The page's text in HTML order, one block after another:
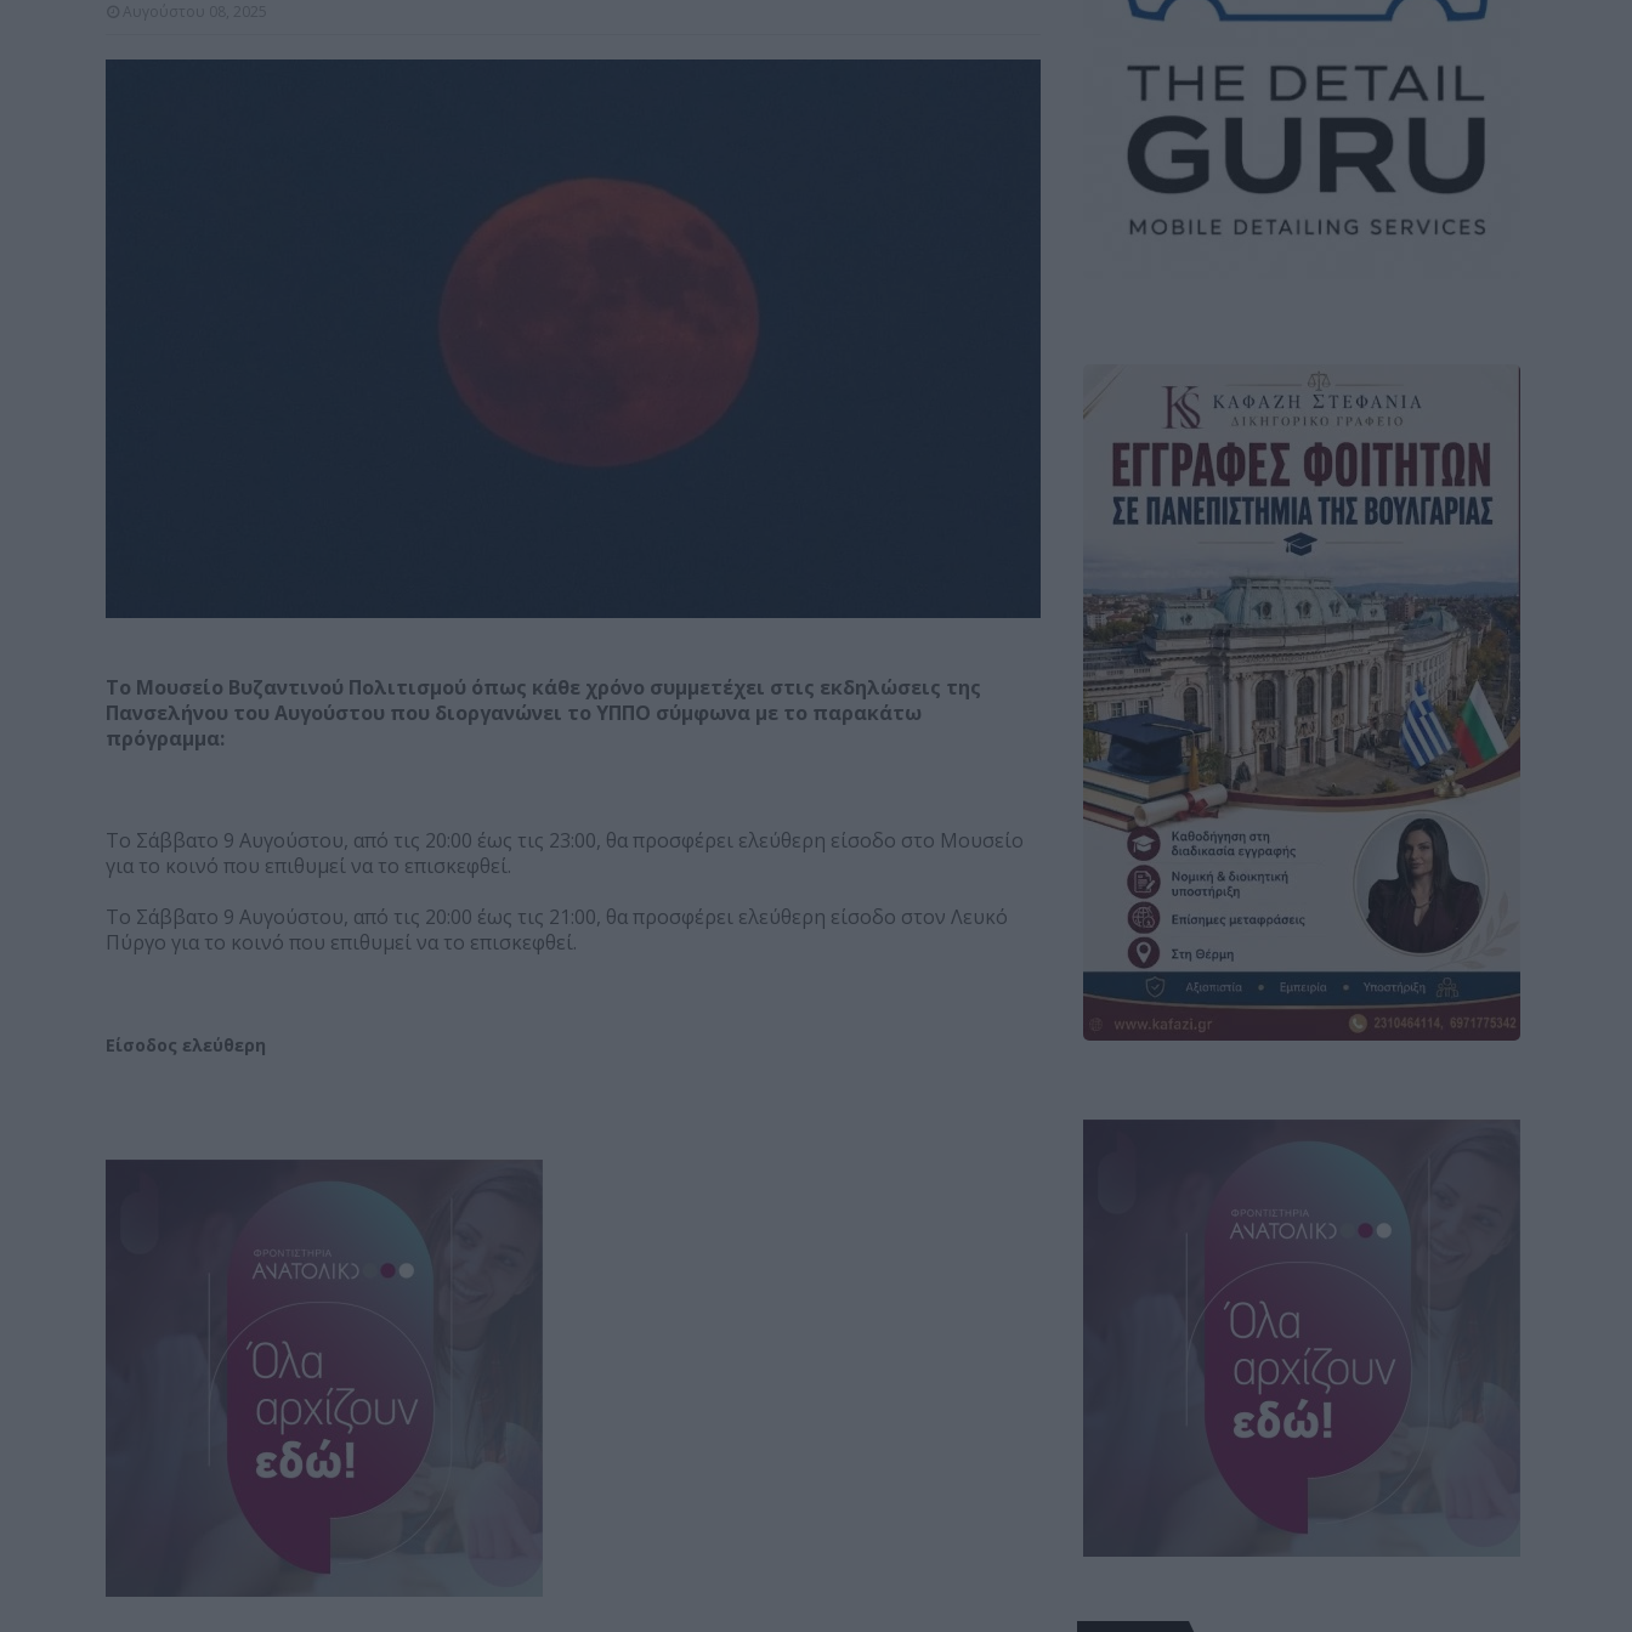
Το Μουσείο Βυζαντινού Πολιτισμού όπως κάθε χρόνο συμμετέχει στις εκδηλώσεις της
Πανσελήνου του Αυγούστου που διοργανώνει το ΥΠΠΟ σύμφωνα με το παρακάτω
πρόγραμμα:
Το Σάββατο 9 Αυγούστου, από τις 20:00 έως τις 23:00, θα προσφέρει ελεύθερη είσοδο στο Μουσείο
για το κοινό που επιθυμεί να το επισκεφθεί.
Το Σάββατο 9 Αυγούστου, από τις 20:00 έως τις 21:00, θα προσφέρει ελεύθερη είσοδο στον Λευκό
Πύργο για το κοινό που επιθυμεί να το επισκεφθεί.
Είσοδος ελεύθερη